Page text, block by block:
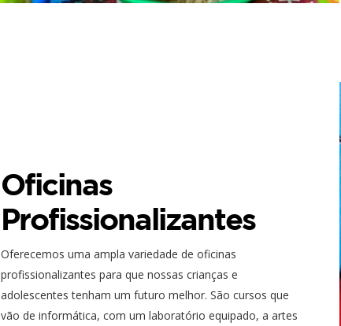
Oficinas
Profissionalizantes
Oferecemos uma ampla variedade de oficinas
profissionalizantes para que nossas crianças e
adolescentes tenham um futuro melhor. São cursos que
vão de informática, com um laboratório equipado, a artes